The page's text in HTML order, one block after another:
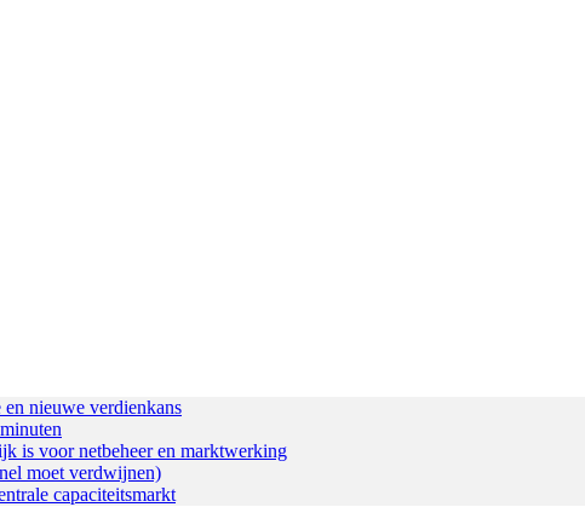
nieuwe verdienkans
is voor netbeheer en marktwerking
moet verdwijnen)
capaciteitsmarkt